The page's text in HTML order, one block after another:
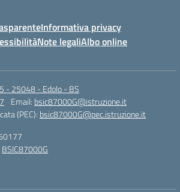
Informativa privacy
Note legaliAlbo online
- 25048 - Edolo - BS
Email: bsic87000G@istruzione.it
(PEC): bsic87000G@pec.istruzione.it
BSIC87000G